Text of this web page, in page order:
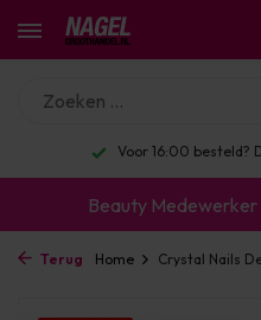
Voor 16:00 besteld?
Beauty Medewerker
Terug Home Crystal Nails